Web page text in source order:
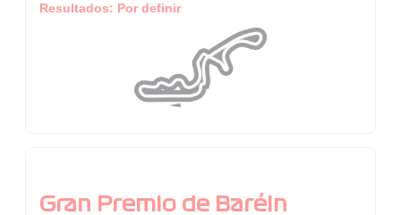
Resultados: Por definir
Gran Premio de Baréin